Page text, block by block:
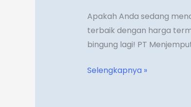
Apakah Anda sedang
terbaik dengan harga
bingung lagi! PT
Selengkapnya »